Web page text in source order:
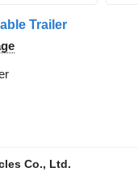
Trailer
Co., Ltd.